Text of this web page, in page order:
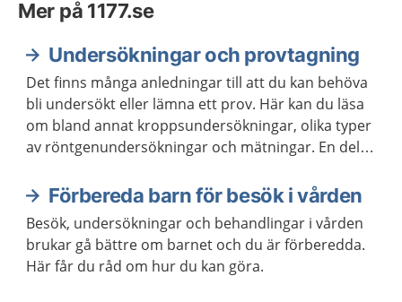
Mer på 1177.se
Undersökningar och provtagning
Det finns många anledningar till att du kan behöva
bli undersökt eller lämna ett prov. Här kan du läsa
om bland annat kroppsundersökningar, olika typer
av röntgenundersökningar och mätningar. En del
annan vårdpersonal.
Förbereda barn för besök i vården
Besök, undersökningar och behandlingar i vården
brukar gå bättre om barnet och du är förberedda.
Här får du råd om hur du kan göra.